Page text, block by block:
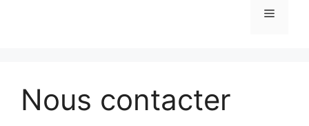
Menu
Nous contacter